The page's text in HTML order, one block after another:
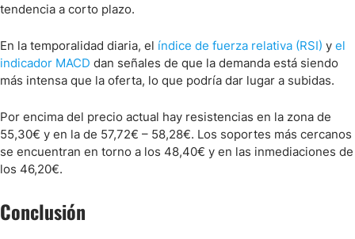
tendencia a corto plazo.
En la temporalidad diaria, el índice de fuerza relativa (RSI) y el
indicador MACD dan señales de que la demanda está siendo
más intensa que la oferta, lo que podría dar lugar a subidas.
Por encima del precio actual hay resistencias en la zona de
55,30€ y en la de 57,72€ – 58,28€. Los soportes más cercanos
se encuentran en torno a los 48,40€ y en las inmediaciones de
los 46,20€.
Conclusión